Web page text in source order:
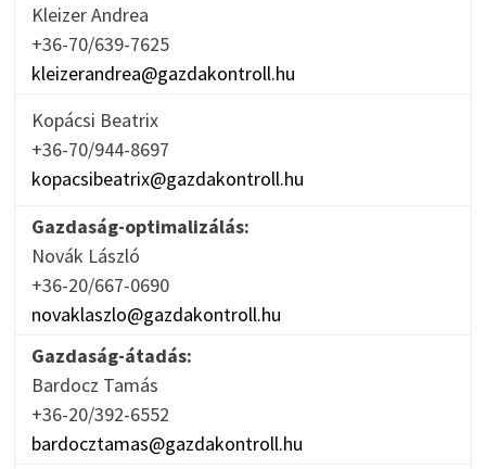
Kleizer Andrea
+36-70/639-7625
kleizerandrea@gazdakontroll.hu
Kopácsi Beatrix
+36-70/944-8697
kopacsibeatrix@gazdakontroll.hu
Gazdaság-optimalizálás:
Novák László
+36-20/667-0690
novaklaszlo@gazdakontroll.hu
Gazdaság-átadás:
Bardocz Tamás
+36-20/392-6552
bardocztamas@gazdakontroll.hu